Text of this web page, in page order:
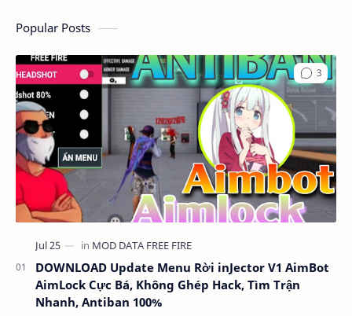
Popular Posts
DOWNLOAD Update Menu Rời inJector V1 AimBot
AimLock Cực Bá, Không Ghép Hack, Tìm Trận
Nhanh, Antiban 100%